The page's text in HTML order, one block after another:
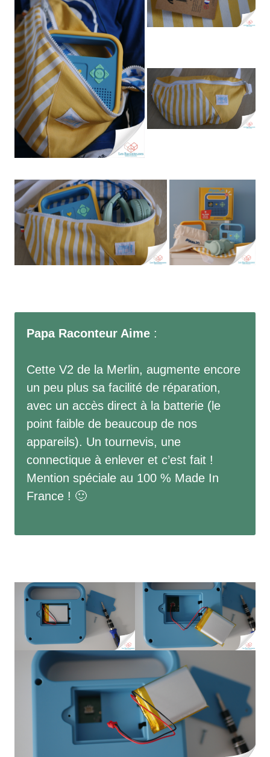
Papa Raconteur Aime :
Cette V2 de la Merlin, augmente encore
un peu plus sa facilité de réparation,
avec un accès direct à la batterie (le
point faible de beaucoup de nos
appareils). Un tournevis, une
connectique à enlever et c’est fait !
Mention spéciale au 100 % Made In
France ! 🙂